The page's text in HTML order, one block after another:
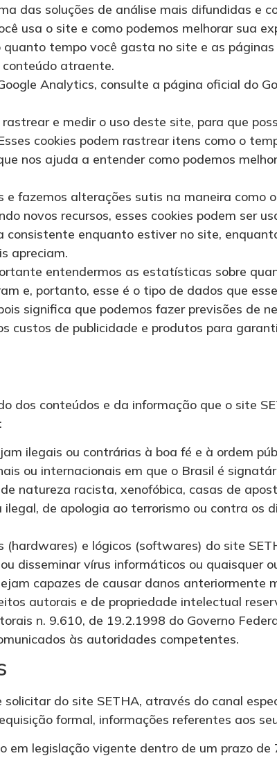
das soluções de análise mais difundidas e
usa o site e como podemos melhorar sua
quanto tempo você gasta no site e as
conteúdo atraente.
Analytics, consulte a página oficial do
e medir o uso deste site, para que
cookies podem rastrear itens como o
nos ajuda a entender como podemos
fazemos alterações sutis na maneira como
novos recursos, esses cookies podem ser
consistente enquanto estiver no site,
apreciam.
entendermos as estatísticas sobre
e, portanto, esse é o tipo de dados que
significa que podemos fazer previsões de
custos de publicidade e produtos para
dos conteúdos e da informação que o site
ilegais ou contrárias à boa fé e à ordem
ou internacionais em que o Brasil é
natureza racista, xenofóbica, casas de
de apologia ao terrorismo ou contra os
e lógicos (softwares) do site
disseminar vírus informáticos ou quaisquer
capazes de causar danos anteriormente
autorais e de propriedade intelectual
n. 9.610, de 19.2.1998 do Governo
às autoridades competentes.
do site SETHA, através do canal
formal, informações referentes aos
em legislação vigente dentro de um prazo de